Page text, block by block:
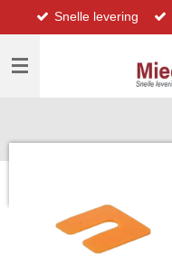
direct
naar
hoofdinhoud
Snelle levering